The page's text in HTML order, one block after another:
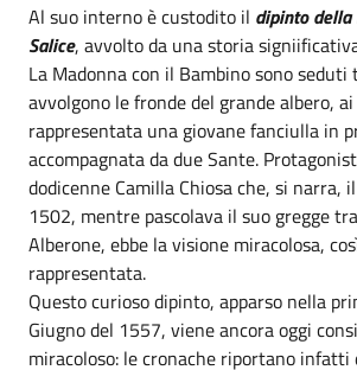
Al suo interno è custodito il dipinto della
Salice, avvolto da una storia
La Madonna con il Bambino sono
avvolgono le fronde del grande albero,
rappresentata una giovane fanciulla in
accompagnata da due Sante.
dodicenne Camilla Chiosa che, si narra,
1502, mentre pascolava il suo gregge
Alberone, ebbe la visione miracolosa,
rappresentata.
Questo curioso dipinto, apparso nella
Giugno del 1557, viene ancora oggi
miracoloso: le cronache riportano infatti